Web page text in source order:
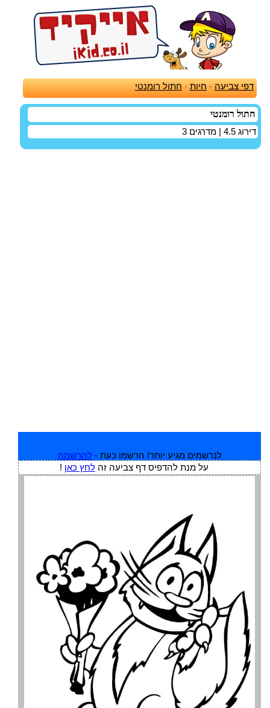
דפי צביעה - חיות - חתול רומנטי
חתול רומנטי
דירוג 4.5 | מדרגים 3
לנרשמים מגיע יותר! הרשמו כעת - להרשמה
על מנת להדפיס דף צביעה זהלחץ כאן !